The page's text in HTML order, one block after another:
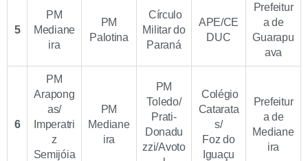
5
PM
Mediane
ira
PM
Palotina
Círculo
Militar do
Paraná
APE/CE
DUC
Prefeitur
a de
Guarapu
ava
6
PM
Arapong
as/
Imperatri
z
Semijóia
PM
Mediane
ira
PM
Toledo/
Prati-
Donadu
zzi/Avoto
Colégio
Catarata
s/
Foz do
Iguaçu
Prefeitur
a de
Mediane
ira